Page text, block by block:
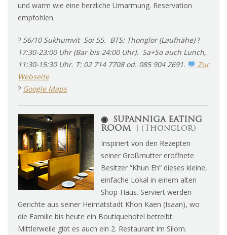
und warm wie eine herzliche Umarmung. Reservation
empfohlen.
? 56/10 Sukhumvit Soi 55. BTS: Thonglor (Laufnähe)?
17:30-23:00 Uhr (Bar bis 24:00 Uhr). Sa+So auch Lunch,
11:30-15:30 Uhr. T: 02 714 7708 od. 085 904 2691.
Zur
Webseite
? Google Maps
◉ SUPANNIGA EATING
ROOM
(Thonglor)
Inspiriert von den Rezepten
seiner Großmutter eröffnete
Besitzer “Khun Eh” dieses kleine,
einfache Lokal in einem alten
Shop-Haus. Serviert werden
Gerichte aus seiner Heimatstadt Khon Kaen (Isaan), wo
die Familie bis heute ein Boutiquehotel betreibt.
Mittlerweile gibt es auch ein 2. Restaurant im Silom.